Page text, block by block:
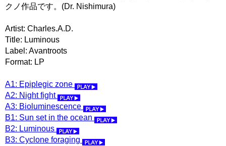
クノ作品です。(Dr. Nishimura)
Artist: Charles.A.D.
Title: Luminous
Label: Avantroots
Format: LP
A1: Epiplegic zone
A2: Night fight
A3: Bioluminescence
B1: Sun set in the ocean
B2: Luminous
B3: Cyclone foraging